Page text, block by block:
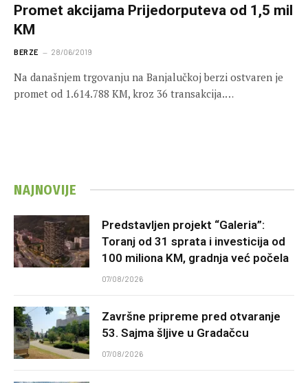
Promet akcijama Prijedorputeva od 1,5 mil
KM
BERZE 28/06/2019
Na današnjem trgovanju na Banjalučkoj berzi ostvaren je
promet od 1.614.788 KM, kroz 36 transakcija.…
NAJNOVIJE
Predstavljen projekt “Galeria”:
Toranj od 31 sprata i investicija od
100 miliona KM, gradnja već počela
07/08/2026
Završne pripreme pred otvaranje
53. Sajma šljive u Gradačcu
07/08/2026